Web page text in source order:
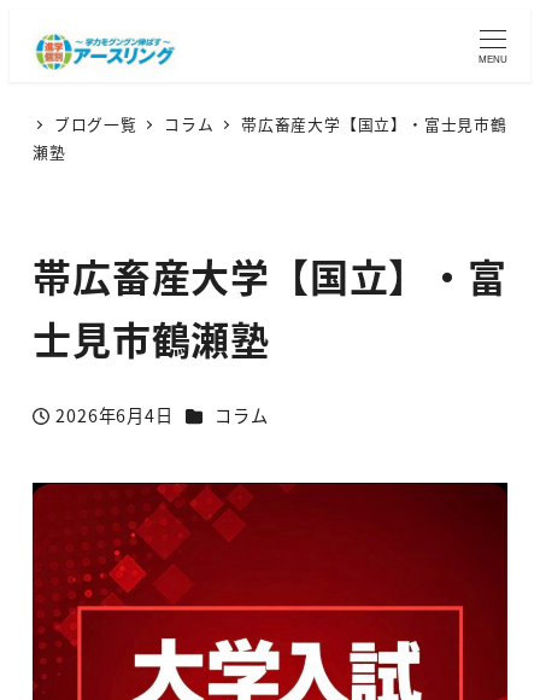
MENU
ブログ一覧 コラム
帯広畜産大学【国立】・富士見市鶴
瀬塾
帯広畜産大学【国立】・富
士見市鶴瀬塾
投稿日
2026年6月4日 カテゴリー
コラム